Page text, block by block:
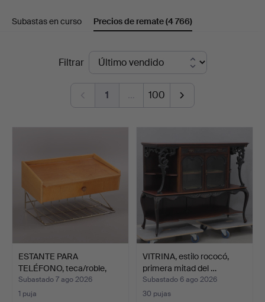
en
Auktionskammare
Subastas en curso Precios de remate(4 766)
Filtrar
1 … 100
ESTANTE PARA
TELÉFONO, teca/roble,
años 50.
Subastado 7 ago 2026
1 puja
VITRINA, estilo rococó,
primera mitad del …
Subastado 6 ago 2026
30 pujas